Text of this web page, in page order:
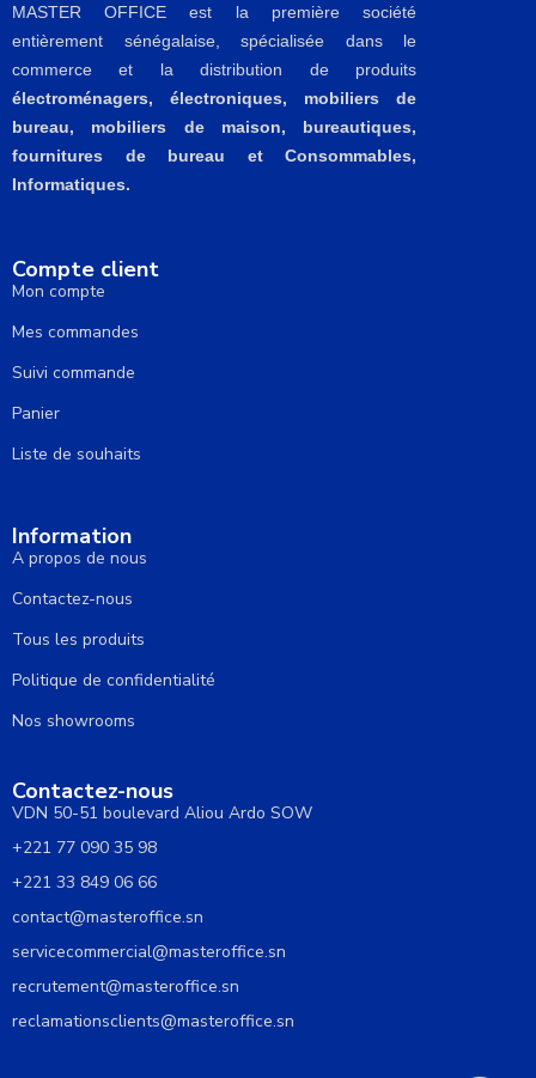
MASTER OFFICE est la première société
entièrement sénégalaise, spécialisée dans le
commerce et la distribution de produits
électroménagers, électroniques, mobiliers de
bureau, mobiliers de maison, bureautiques,
fournitures de bureau et Consommables,
Informatiques.
Compte client
Mon compte
Mes commandes
Suivi commande
Panier
Liste de souhaits
Information
A propos de nous
Contactez-nous
Tous les produits
Politique de confidentialité
Nos showrooms
Contactez-nous
VDN 50-51 boulevard Aliou Ardo SOW
+221 77 090 35 98
+221 33 849 06 66
contact@masteroffice.sn
servicecommercial@masteroffice.sn
recrutement@masteroffice.sn
reclamationsclients@masteroffice.sn